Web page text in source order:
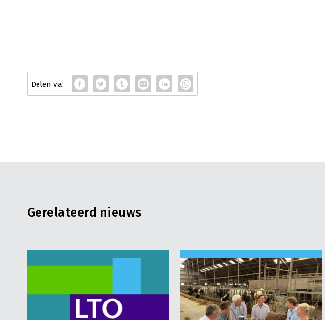
Gerelateerd nieuws